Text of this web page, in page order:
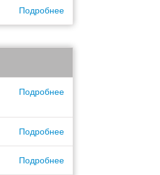
Подробнее
Подробнее
Подробнее
Подробнее